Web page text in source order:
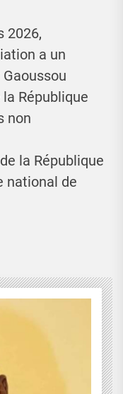
2026,
a un
République
non
la République
national de